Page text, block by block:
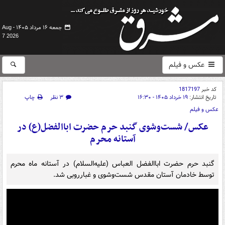
جمعه ۱۶ مرداد ۱۴۰۵ -
Aug
7 2026
عکس و فیلم
کد خبر1817197
تاریخ انتشار: ۱۹ خرداد ۱۴۰۵ - ۱۶:۳۰ ۳ نظر
چاپ
عکس و فیلم
عکس/ شست‌وشوی گنبد حرم حضرت اباالفضل(ع) در
آستانه محرم
گنبد حرم حضرت اباالفضل العباس (علیه‌السلام) در آستانه ماه محرم
توسط خادمان آستان مقدس شست‌وشوی و غبارروبی شد.